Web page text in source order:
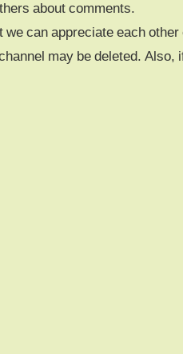
about comments.
can appreciate each other
may be deleted. Also,